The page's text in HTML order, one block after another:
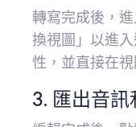
轉寫完成後，
換視圖」以進
性，並直接在
3. 匯出音